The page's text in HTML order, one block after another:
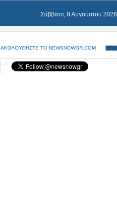
Σάββατο, 8 Αυγούστου 2026
ΑΚΟΛΟΥΘΗΣΤΕ ΤΟ NEWSNOWGR.COM